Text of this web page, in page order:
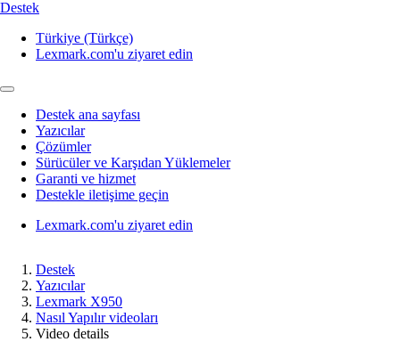
Destek
Türkiye (Türkçe)
Lexmark.com'u ziyaret edin
Destek ana sayfası
Yazıcılar
Çözümler
Sürücüler ve Karşıdan Yüklemeler
Garanti ve hizmet
Destekle iletişime geçin
Lexmark.com'u ziyaret edin
Destek
Yazıcılar
Lexmark X950
Nasıl Yapılır videoları
Video details